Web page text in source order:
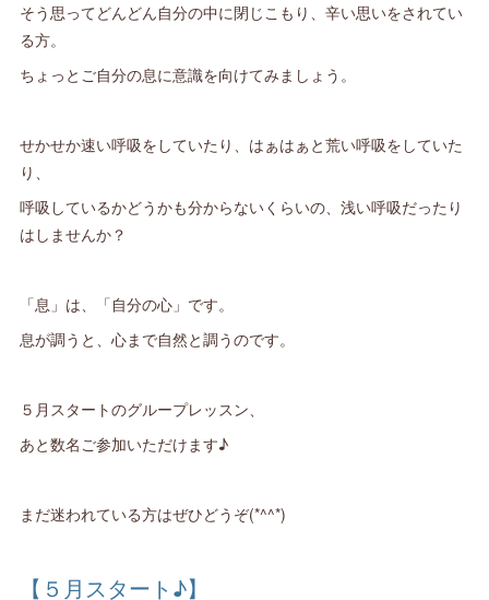
そう思ってどんどん自分の中に閉じこもり、辛い思いをされてい
る方。
ちょっとご自分の息に意識を向けてみましょう。
せかせか速い呼吸をしていたり、はぁはぁと荒い呼吸をしていた
り、
呼吸しているかどうかも分からないくらいの、浅い呼吸だったり
はしませんか？
「息」は、「自分の心」です。
息が調うと、心まで自然と調うのです。
５月スタートのグループレッスン、
あと数名ご参加いただけます♪
まだ迷われている方はぜひどうぞ(*^^*)
【５月スタート♪】